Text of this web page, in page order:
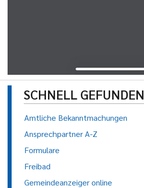
SCHNELL GEFUNDEN
Amtliche Bekanntmachungen
Ansprechpartner A-Z
Formulare
Freibad
Gemeindeanzeiger online